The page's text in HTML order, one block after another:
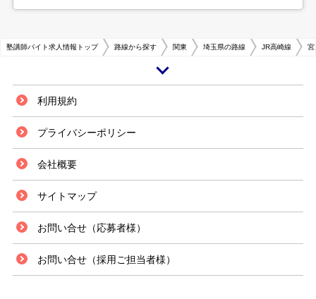
塾講師バイト求人情報トップ 路線から探す 関東 埼玉県の路線 JR高崎線 宮
埼玉県さいたま市北区宮原エリアは、埼玉県でも大きな商業発展をしている
フラが整った大きな都市で、その隣である宮原エリアはアクセスが非常に便
利なことから住むのにも人気のスポットです。そのため人口も右肩上がりの
状況があり、ファミリー層の人気も高いことから子供の数も多いエリアの一
つとなっています。 主に駅周辺を中心に各種塾や予備校が展開されている
エリアで、名前がブランド化している塾もいくつかあります。子どもの数が
増えている事を受け、各塾もクラスを増やしたりコマを増やしたりという対
も多いので、自分に合った所を探す事も重要です。未経験者でも募集を出し
ている所もありますが、総じて経験者を歓迎する求人が目立ちます。
利用規約
プライバシーポリシー
会社概要
サイトマップ
お問い合せ（応募者様）
お問い合せ（採用ご担当者様）